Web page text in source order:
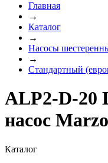
Главная
→
Каталог
→
Насосы
→
Стандартный
ALP2-D-20
насос
Каталог